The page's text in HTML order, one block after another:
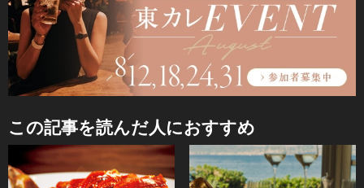
この記事を読んだ人におすすめ